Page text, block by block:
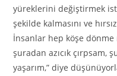
yüreklerini değiştirmek
şekilde kalmasını ve
İnsanlar hep köşe dönme
şuradan azıcık çırpsam,
yaşarım,” diye